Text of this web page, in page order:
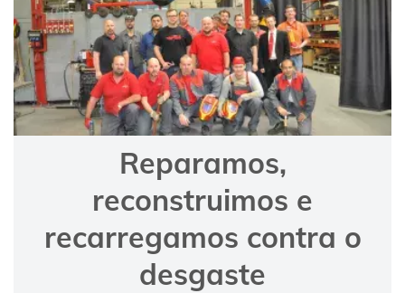
Reparamos,
reconstruimos e
recarregamos contra o
desgaste